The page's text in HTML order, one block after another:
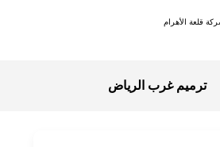
ترميم غرب الرياض